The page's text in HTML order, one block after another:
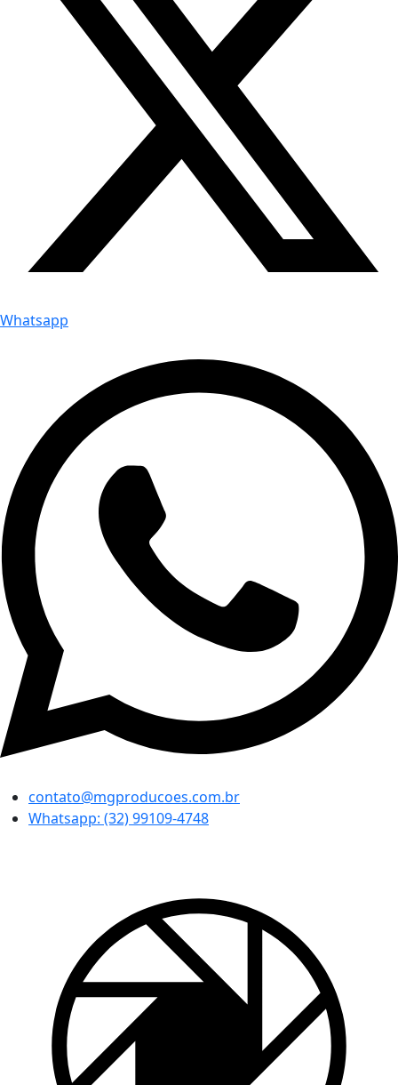
Whatsapp
contato@mgproducoes.com.br
Whatsapp: (32) 99109-4748